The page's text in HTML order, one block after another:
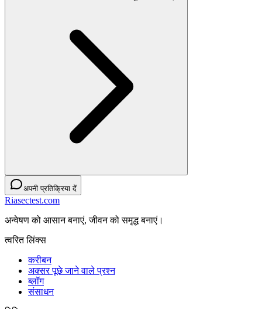
अपनी प्रतिक्रिया दें
Riasectest.com
अन्वेषण को आसान बनाएं, जीवन को समृद्ध बनाएं।
त्वरित लिंक्स
करीबन
अक्सर पूछे जाने वाले प्रश्न
ब्लॉग
संसाधन